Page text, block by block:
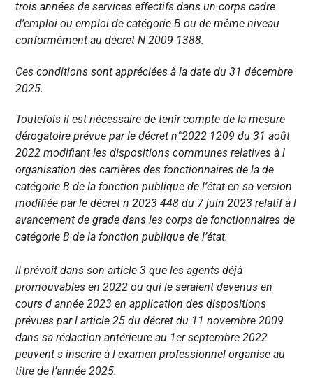
trois années de services effectifs dans un corps cadre
d’emploi ou emploi de catégorie B ou de même niveau
conformément au décret N 2009 1388.
Ces conditions sont appréciées à la date du 31 décembre
2025.
Toutefois il est nécessaire de tenir compte de la mesure
dérogatoire prévue par le décret n°2022 1209 du 31 août
2022 modifiant les dispositions communes relatives à l
organisation des carrières des fonctionnaires de la de
catégorie B de la fonction publique de l’état en sa version
modifiée par le décret n 2023 448 du 7 juin 2023 relatif à l
avancement de grade dans les corps de fonctionnaires de
catégorie B de la fonction publique de l’état.
Il prévoit dans son article 3 que les agents déjà
promouvables en 2022 ou qui le seraient devenus en
cours d année 2023 en application des dispositions
prévues par l article 25 du décret du 11 novembre 2009
dans sa rédaction antérieure au 1er septembre 2022
peuvent s inscrire à l examen professionnel organise au
titre de l’année 2025.